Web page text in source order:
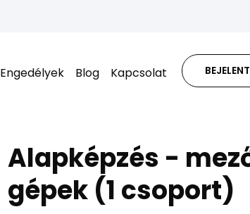
Engedélyek Blog Kapcsolat
Alapképzés -
gépek (1 csoport)